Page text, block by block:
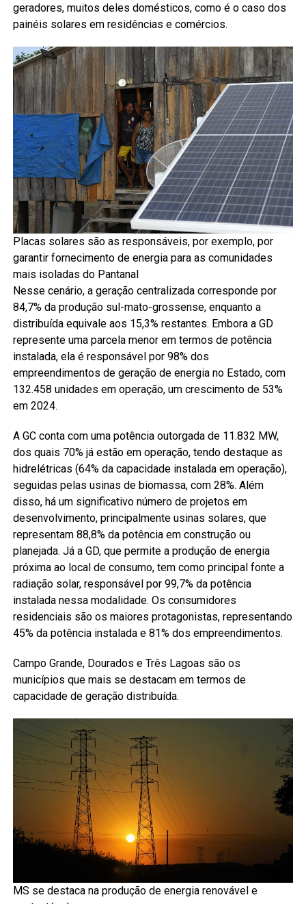
geradores, muitos deles domésticos, como é o caso dos
painéis solares em residências e comércios.
Placas solares são as responsáveis, por exemplo, por
garantir fornecimento de energia para as comunidades
mais isoladas do Pantanal
Nesse cenário, a geração centralizada corresponde por
84,7% da produção sul-mato-grossense, enquanto a
distribuída equivale aos 15,3% restantes. Embora a GD
represente uma parcela menor em termos de potência
instalada, ela é responsável por 98% dos
empreendimentos de geração de energia no Estado, com
132.458 unidades em operação, um crescimento de 53%
em 2024.
A GC conta com uma potência outorgada de 11.832 MW,
dos quais 70% já estão em operação, tendo destaque as
hidrelétricas (64% da capacidade instalada em operação),
seguidas pelas usinas de biomassa, com 28%. Além
disso, há um significativo número de projetos em
desenvolvimento, principalmente usinas solares, que
representam 88,8% da potência em construção ou
planejada. Já a GD, que permite a produção de energia
próxima ao local de consumo, tem como principal fonte a
radiação solar, responsável por 99,7% da potência
instalada nessa modalidade. Os consumidores
residenciais são os maiores protagonistas, representando
45% da potência instalada e 81% dos empreendimentos.
Campo Grande, Dourados e Três Lagoas são os
municípios que mais se destacam em termos de
capacidade de geração distribuída.
MS se destaca na produção de energia renovável e